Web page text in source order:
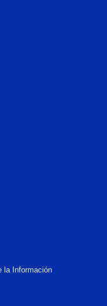
la Información